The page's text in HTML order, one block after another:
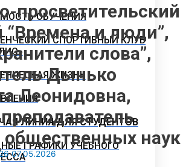
ОБУЧЕНИЯ
СПОРТИВНЫЙ КЛУБ
ЖИЗНЬ
ЛИНИЯ ДЛЯ СТУДЕНТОВ
ГРАФИКИ УЧЕБНОГО
просветительский
“Времена и люди”,
слова”,
Дынько
Леонидовна,
наук
07.05.2026